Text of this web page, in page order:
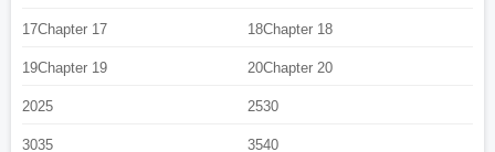
地，他回家前的激烈战况可想而知。 周六，听说祁澜重病，哥哥也提着礼物
上门了，看来同样按捺不住心情了。 周日，给他治病的副主任情史太乱人太
就梦寐以求的人。 他重欲，嫉妒心强，看不得任何人接近祁澜。 甚至连
自己也不敢碰他，怕食髓知味，怕让他受伤。 况且，祁澜好像不怎么喜欢
17Chapter 17 18Chapter 18
19Chapter 19 20Chapter 20
2025 2530
3035 3540